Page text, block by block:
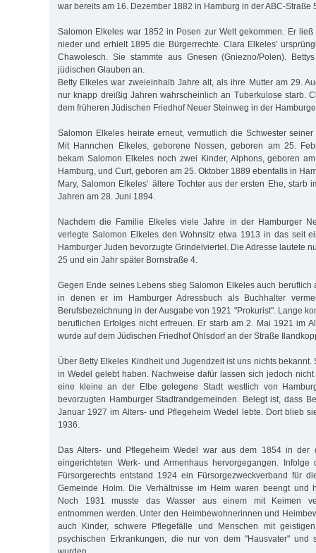
war bereits am 16. Dezember 1882 in Hamburg in der ABC-Straße
Salomon Elkeles war 1852 in Posen zur Welt gekommen. Er
nieder und erhielt 1895 die Bürgerrechte. Clara Elkeles’
Chawolesch. Sie stammte aus Gnesen (Gniezno/Polen).
jüdischen Glauben an.
Betty Elkeles war zweieinhalb Jahre alt, als ihre Mutter am 29.
nur knapp dreißig Jahren wahrscheinlich an Tuberkulose starb.
dem früheren Jüdischen Friedhof Neuer Steinweg in der
Salomon Elkeles heirate erneut, vermutlich die Schwester
Mit Hannchen Elkeles, geborene Nossen, geboren am 25.
bekam Salomon Elkeles noch zwei Kinder, Alphons, geboren
Hamburg, und Curt, geboren am 25. Oktober 1889 ebenfalls in
Mary, Salomon Elkeles’ ältere Tochter aus der ersten Ehe, starb
Jahren am 28. Juni 1894.
Nachdem die Familie Elkeles viele Jahre in der Hamburger
verlegte Salomon Elkeles den Wohnsitz etwa 1913 in das seit
Hamburger Juden bevorzugte Grindelviertel. Die Adresse lautete
25 und ein Jahr später Bornstraße 4.
Gegen Ende seines Lebens stieg Salomon Elkeles auch beruflich
in denen er im Hamburger Adressbuch als Buchhalter
Berufsbezeichnung in der Ausgabe von 1921 "Prokurist". Lange
beruflichen Erfolges nicht erfreuen. Er starb am 2. Mai 1921 im
wurde auf dem Jüdischen Friedhof Ohlsdorf an der Straße
Über Betty Elkeles Kindheit und Jugendzeit ist uns nichts bekannt.
in Wedel gelebt haben. Nachweise dafür lassen sich jedoch
eine kleine an der Elbe gelegene Stadt westlich von
bevorzugten Hamburger Stadtrandgemeinden. Belegt ist, dass
Januar 1927 im Alters- und Pflegeheim Wedel lebte. Dort blieb
1936.
Das Alters- und Pflegeheim Wedel war aus dem 1854 in der
eingerichteten Werk- und Armenhaus hervorgegangen. Infolge
Fürsorgerechts entstand 1924 ein Fürsorgezweckverband für
Gemeinde Holm. Die Verhältnisse im Heim waren beengt und
Noch 1931 musste das Wasser aus einem mit Keimen
entnommen werden. Unter den Heimbewohnerinnen und
auch Kinder, schwere Pflegefälle und Menschen mit
psychischen Erkrankungen, die nur von dem "Hausvater" und